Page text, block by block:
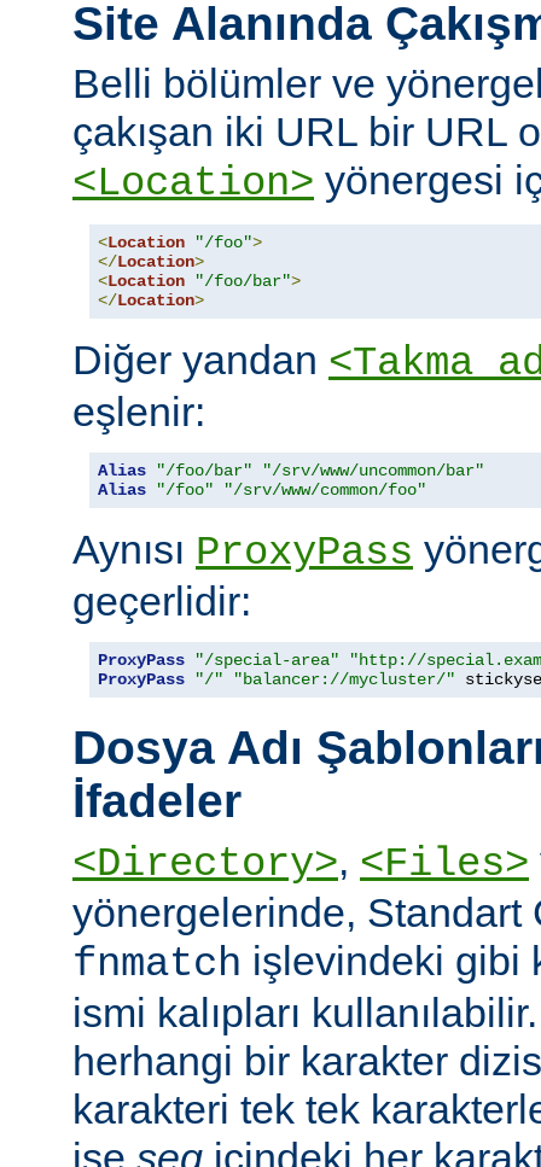
Site Alanında
Belli bölümler ve
çakışan iki URL bir URL
<Location> yönergesi
<Location "/foo">
</Location>
<Location "/foo/bar">
</Location>
Diğer yandan <Takma
eşlenir:
Alias "/foo/bar"
"/srv/www/uncommon/bar"
Alias
"/foo" "/srv/www/common/foo"
Aynısı ProxyPass
geçerlidir:
ProxyPass "/special-area"
"http://
ProxyPass
"/" "balancer://mycluster/"
Dosya Adı
İfadeler
<Directory>, <Files>
yönergelerinde, Standart
fnmatch işlevindeki gibi
ismi kalıpları
herhangi bir karakter
karakteri tek tek
ise seq içindeki her